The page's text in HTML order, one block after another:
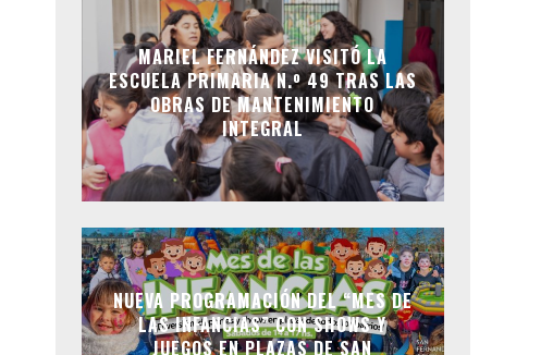
MARIEL FERNÁNDEZ VISITÓ LA
ESCUELA PRIMARIA N.º 49 TRAS LAS
OBRAS DE MANTENIMIENTO
INTEGRAL
NUEVA PROGRAMACIÓN DEL “MES DE
LAS INFANCIAS” CON SHOWS Y
JUEGOS EN PLAZAS DE SAN